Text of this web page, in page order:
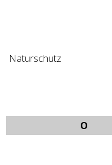
Naturschutz
O